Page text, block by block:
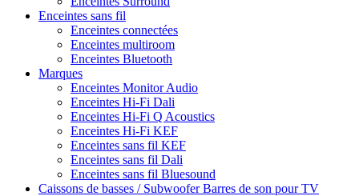
Enceintes sans fil
Enceintes connectées
Enceintes multiroom
Enceintes Bluetooth
Marques
Enceintes Monitor Audio
Enceintes Hi-Fi Dali
Enceintes Hi-Fi Q Acoustics
Enceintes Hi-Fi KEF
Enceintes sans fil KEF
Enceintes sans fil Dali
Enceintes sans fil Bluesound
Caissons de basses / SubwooferBarres de son pour TV